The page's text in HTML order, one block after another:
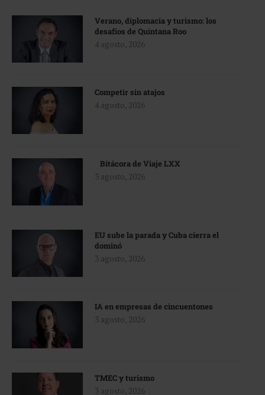
Verano, diplomacia y turismo: los
desafíos de Quintana Roo
4 agosto, 2026
Competir sin atajos
4 agosto, 2026
Bitácora de Viaje LXX
3 agosto, 2026
EU sube la parada y Cuba cierra el
dominó
3 agosto, 2026
IA en empresas de cincuentones
3 agosto, 2026
TMEC y turismo
3 agosto, 2026